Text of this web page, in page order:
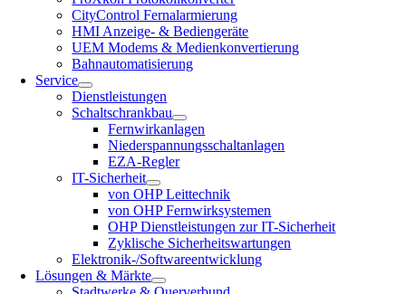
CityControl Fernalarmierung
HMI Anzeige- & Bediengeräte
UEM Modems & Medienkonvertierung
Bahnautomatisierung
Service
Dienstleistungen
Schaltschrankbau
Fernwirkanlagen
Niederspannungsschaltanlagen
EZA-Regler
IT-Sicherheit
von OHP Leittechnik
von OHP Fernwirksystemen
OHP Dienstleistungen zur IT-Sicherheit
Zyklische Sicherheitswartungen
Elektronik-/Softwareentwicklung
Lösungen & Märkte